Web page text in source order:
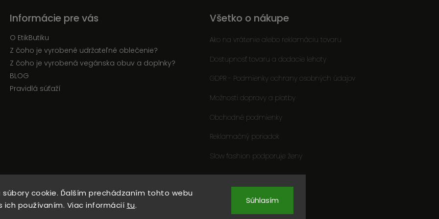
cookie. Ďalším prechádzaním tohto webu
ich používaním. Viac informácií tu. Súhlasím
Informácie pre vás
O EtikButiku
Z čoho je vyrobené udržateľné oblečenie?
Z čoho je vyrobená vegánska obuv a doplnky?
BLOG
Pravidlá súťaží
Všetko o nákupe
Ako na vrátenie alebo reklamáciu tovaru
Dostupnosť tovaru a dodacie lehoty
GDPR - Podmienky ochrany osobných údajov
Možnosti dopravy a platby
Obchodné podmienky
Reklamačný poriadok
Slow fashion podporuje ženy
Copyright 2026EtikButik.sk
. Všetky práva vyhradené.
Upraviť nastavenie cookies